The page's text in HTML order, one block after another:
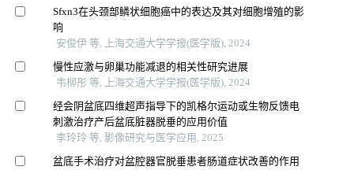
Sfxn3在头颈部鳞状细胞癌中的表达及其对细胞增殖的影
响
安俊伊 等, 上海交通大学学报(医学版), 2024
慢性应激与卵巢功能减退的相关性研究进展
韦柳彤 等, 上海交通大学学报(医学版), 2024
经会阴盆底四维超声指导下的凯格尔运动或生物反馈电
刺激治疗产后盆底脏器脱垂的应用价值
李玲玲 等, 影像研究与医学应用, 2025
盆底手术治疗对盆腔器官脱垂患者肠道症状改善的作用